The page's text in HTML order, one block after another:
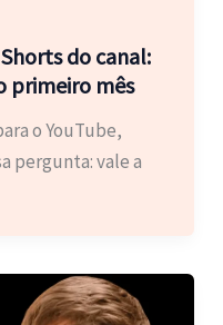
do canal:
primeiro mês
o YouTube,
pergunta: vale a